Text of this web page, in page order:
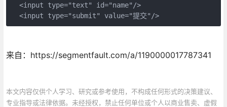
  <input type="text" id="name"/>
  <input type="submit" value="提交"/>
来自：https://segmentfault.com/a/1190000017787341
本文内容仅供个人学习、研究或参考使用，不构成任何形式的决策建议、
专业指导或法律依据。未经授权，禁止任何单位或个人以商业售卖、虚假